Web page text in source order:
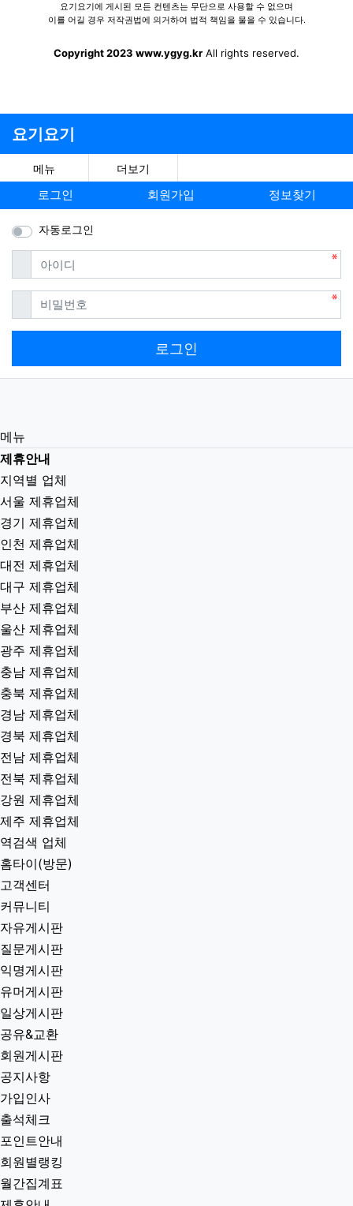
요기요기에 게시된 모든 컨텐츠는 무단으로 사용할 수 없으며
이를 어길 경우 저작권법에 의거하여 법적 책임을 물을 수 있습니다.
Copyright 2023 www.ygyg.kr All rights reserved.
요기요기
메뉴 더보기
로그인 회원가입 정보찾기
자동로그인
아이디필수
비밀번호필수
로그인
메뉴
제휴안내
지역별 업체
서울 제휴업체
경기 제휴업체
인천 제휴업체
대전 제휴업체
대구 제휴업체
부산 제휴업체
울산 제휴업체
광주 제휴업체
충남 제휴업체
충북 제휴업체
경남 제휴업체
경북 제휴업체
전남 제휴업체
전북 제휴업체
강원 제휴업체
제주 제휴업체
역검색 업체
홈타이(방문)
고객센터
커뮤니티
자유게시판
질문게시판
익명게시판
유머게시판
일상게시판
공유&교환
회원게시판
공지사항
가입인사
출석체크
포인트안내
회원별랭킹
월간집계표